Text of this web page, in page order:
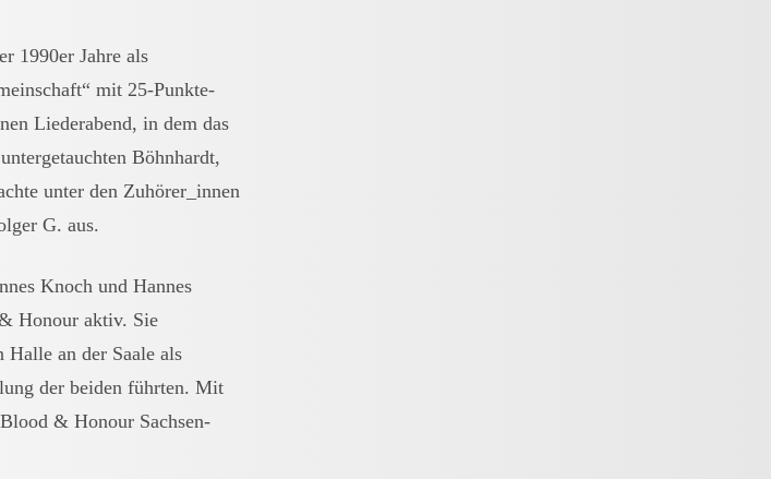
1990er Jahre als
mit 25-Punkte-
Liederabend, in dem das
Böhnhardt,
unter den Zuhörer_innen
G. aus.
Knoch und Hannes
Honour aktiv. Sie
Halle an der Saale als
der beiden führten. Mit
& Honour Sachsen-